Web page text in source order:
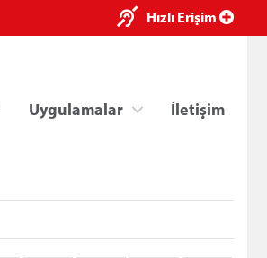
Hızlı Erişim
Uygulamalar İletişim
×